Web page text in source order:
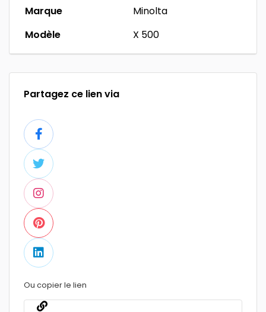
Marque
Minolta
Modèle
X 500
Partagez ce lien via
Ou copier le lien